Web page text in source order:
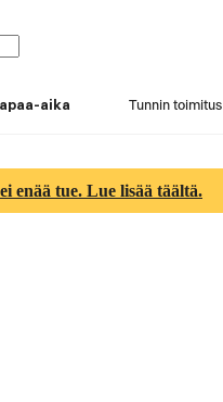
aika Tunnin toimitus
enää tue. Lue lisää täältä.